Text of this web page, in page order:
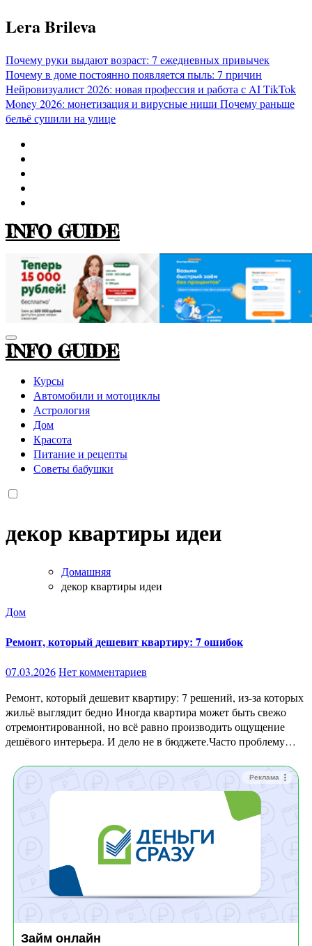
Перейти
к
Lera Brileva
Почему руки выдают возраст: 7 ежедневных привычек
Почему в доме постоянно появляется пыль: 7 причин
Нейровизуалист 2026: новая профессия и работа с AITikTok
Money 2026: монетизация и вирусные ниши Почему раньше
бельё сушили на улице
INFO GUIDE
INFO GUIDE
Курсы
Автомобили и мотоциклы
Астрология
Дом
Красота
Питание и рецепты
Советы бабушки
декор квартиры идеи
Домашняя
декор квартиры идеи
Дом
Ремонт, который дешевит квартиру: 7 ошибок
07.03.2026Нет комментариев
Ремонт, который дешевит квартиру: 7 решений, из-за которых
жильё выглядит бедно Иногда квартира может быть свежо
отремонтированной, но всё равно производить ощущение
дешёвого интерьера. И дело не в бюджете.Часто проблему…
Реклама
Займ онлайн